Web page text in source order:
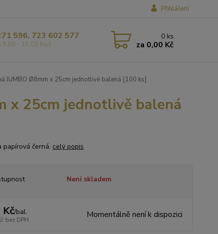
Přihlášení
596, 723 602 577
9,00 - 15,00 hod
0 ks
za 0,00 Kč
JUMBO Ø8mm x 25cm jednotlivě balená [100 ks]
x 25cm jednotlivě balená
papírová černá. celý popis
Není skladem
Kč/bal.
bez DPH Momentálně není k dispozici